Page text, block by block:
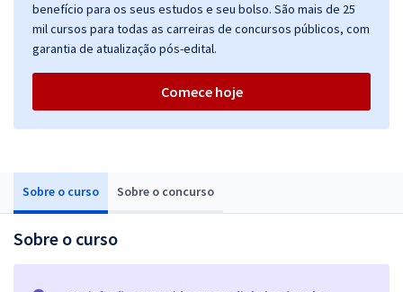
Sobre o curso Sobre o concurso
Sobre o curso
benefício para os seus estudos e seu bolso. São mais de 25
mil cursos para todas as carreiras de concursos públicos, com
garantia de atualização pós-edital.
Comece hoje